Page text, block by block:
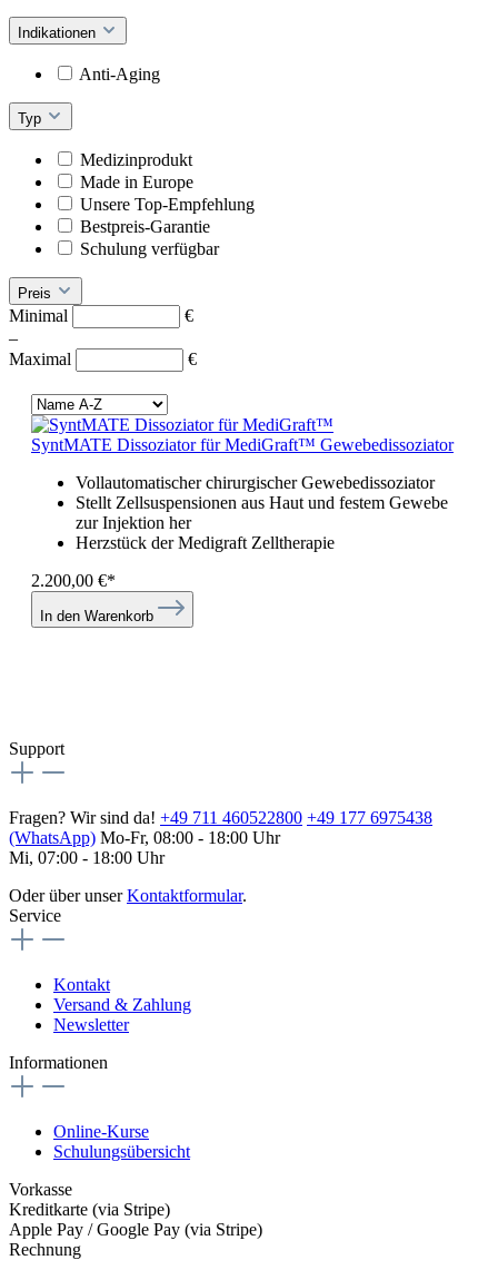
Indikationen
Anti-Aging
Typ
Medizinprodukt
Made in Europe
Unsere Top-Empfehlung
Bestpreis-Garantie
Schulung verfügbar
Preis
Minimal
€
–
Maximal
€
SyntMATE Dissoziator für MediGraft™ Gewebedissoziator
Vollautomatischer chirurgischer Gewebedissoziator
Stellt Zellsuspensionen aus Haut und festem Gewebe
zur Injektion her
Herzstück der Medigraft Zelltherapie
2.200,00 €*
In den Warenkorb
Support
Fragen? Wir sind da! +49 711 460522800 +49 177 6975438
(WhatsApp) Mo-Fr, 08:00 - 18:00 Uhr
Mi, 07:00 - 18:00 Uhr
Oder über unserKontaktformular.
Service
Kontakt
Versand & Zahlung
Newsletter
Informationen
Online-Kurse
Schulungsübersicht
Vorkasse
Kreditkarte (via Stripe)
Apple Pay / Google Pay (via Stripe)
Rechnung